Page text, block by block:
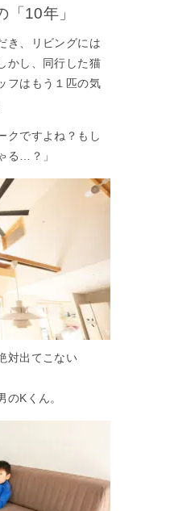
「10年」
き、リビングには
かし、同行した猫
フはもう１匹の気
クですよね？もし
る…？」
対出てこない
のKくん。